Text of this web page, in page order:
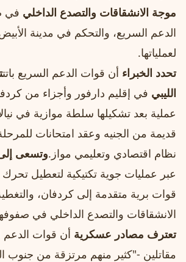
موجة الانشقاقات والتصدع الداخلي في
الدعم السريع، والتحكم في مدينة
لعملياتها.
تحدد الخبراء أن قوات الدعم السريع باتت
الليبي في إقليم دارفور وأجزاء من
عملية بعد تشكيلها سلطة موازية في
قديمة من الجنيه وعقد امتحانات للمرحلة
نظام اقتصادي وتعليمي مواز.وتسعى
عبر عمليات جوية تكتيكية لتعطيل
قوات برية متقدمة إلى كردفان،
الانشقاقات والتصدع الداخلي في
تعترف مصادر عسكرية أن قوات
مقاتلين -"كثير منهم مرتزقة من جنوب